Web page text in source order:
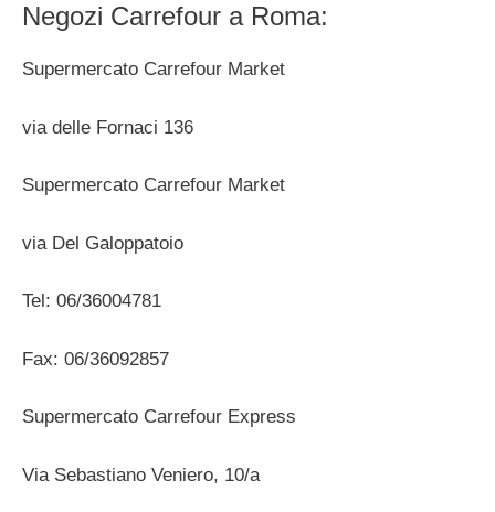
Negozi Carrefour a Roma:
Supermercato Carrefour Market
via delle Fornaci 136
Supermercato Carrefour Market
via Del Galoppatoio
Tel: 06/36004781
Fax: 06/36092857
Supermercato Carrefour Express
Via Sebastiano Veniero, 10/a